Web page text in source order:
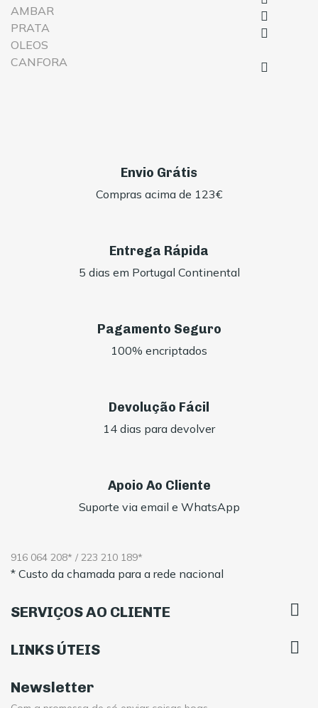
AMBAR

PRATA

OLEOS
CANFORA

Envio Grátis
Compras acima de 123€
Entrega Rápida
5 dias em Portugal Continental
Pagamento Seguro
100% encriptados
Devolução Fácil
14 dias para devolver
Apoio Ao Cliente
Suporte via email e WhatsApp
916 064 208* / 223 210 189*
* Custo da chamada para a rede nacional
SERVIÇOS AO CLIENTE 
LINKS ÚTEIS 
Newsletter